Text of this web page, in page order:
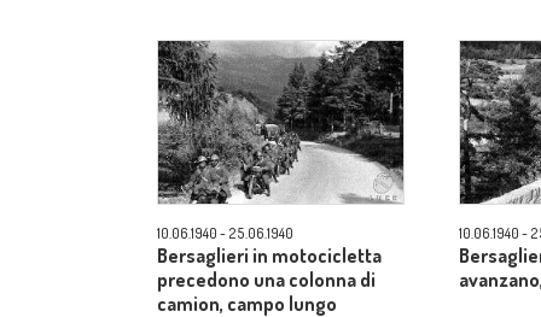
10.06.1940 - 25.06.1940
Bersaglieri in motocicletta
precedono una colonna di
camion, campo lungo
10.06.1940 -